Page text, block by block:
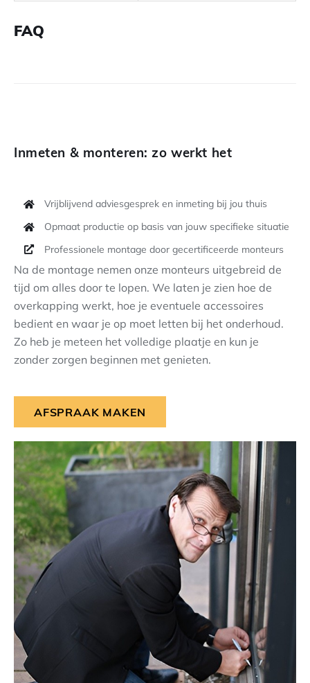
FAQ
Inmeten & monteren: zo werkt het
Vrijblijvend adviesgesprek en inmeting bij jou thuis
Opmaat productie op basis van jouw specifieke situatie
Professionele montage door gecertificeerde monteurs
Na de montage nemen onze monteurs uitgebreid de
tijd om alles door te lopen. We laten je zien hoe de
overkapping werkt, hoe je eventuele accessoires
bedient en waar je op moet letten bij het onderhoud.
Zo heb je meteen het volledige plaatje en kun je
zonder zorgen beginnen met genieten.
AFSPRAAK MAKEN